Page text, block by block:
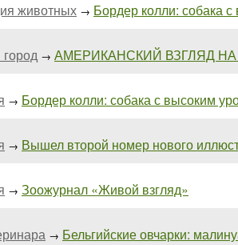
животных → Бордер колли: собака
→ АМЕРИКАНСКИЙ ВЗГЛЯД
→ Бордер колли: собака с высоким
→ Вышел второй номер нового
→ Зоожурнал «Живой взгляд»
→ Бельгийские овчарки: